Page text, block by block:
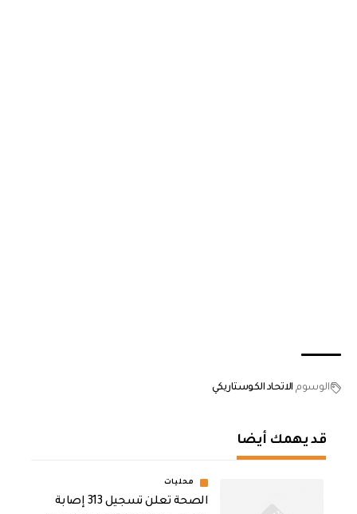
الوسوم الاتحاد الكوستاريكي
قد يهمك أيضا
محليات
الصحة تعلن تسجيل 313 إصابة